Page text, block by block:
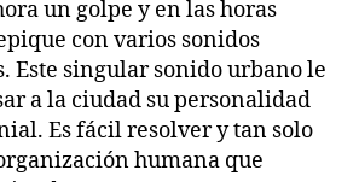
un golpe y en las horas
con varios sonidos
Este singular sonido urbano le
a la ciudad su personalidad
Es fácil resolver y tan solo
humana que